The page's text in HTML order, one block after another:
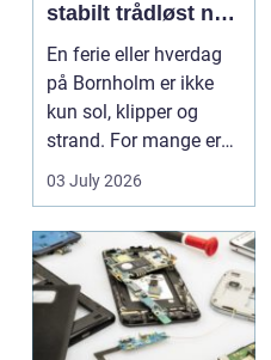
stabilt trådløst net
på klippeøen
En ferie eller hverdag
på Bornholm er ikke
kun sol, klipper og
strand. For mange er
en stabil intern...
03 July 2026